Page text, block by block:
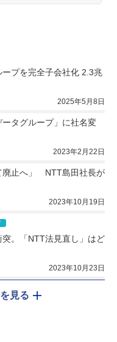
プを完全子会社化 2.3兆
2025年5月8日
タグループ」に社名変
2023年2月22日
廃止へ」　NTT島田社長が
2023年10月19日
。「NTT法見直し」はど
2023年10月23日
見る